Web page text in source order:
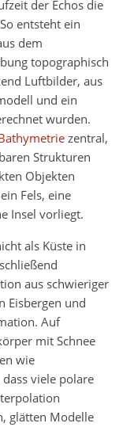
der Echos die
entsteht ein
dem
topographisch
Luftbilder, aus
und ein
wurden.
zentral,
Strukturen
Objekten
Fels, eine
Insel vorliegt.
als Küste in
aus schwieriger
Eisbergen und
Auf
mit Schnee
wie
viele polare
glätten Modelle